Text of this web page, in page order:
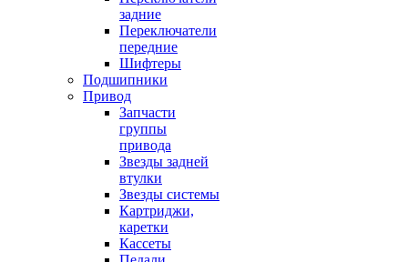
задние
Переключатели
передние
Шифтеры
Подшипники
Привод
Запчасти
группы
привода
Звезды задней
втулки
Звезды системы
Картриджи,
каретки
Кассеты